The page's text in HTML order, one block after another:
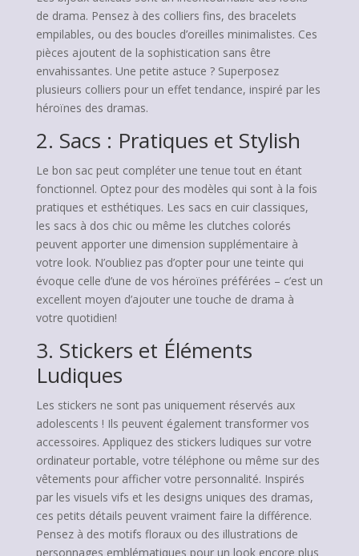
de drama. Pensez à des colliers fins, des bracelets
empilables, ou des boucles d’oreilles minimalistes. Ces
pièces ajoutent de la sophistication sans être
envahissantes. Une petite astuce ? Superposez
plusieurs colliers pour un effet tendance, inspiré par les
héroïnes des dramas.
2. Sacs : Pratiques et Stylish
Le bon sac peut compléter une tenue tout en étant
fonctionnel. Optez pour des modèles qui sont à la fois
pratiques et esthétiques. Les sacs en cuir classiques,
les sacs à dos chic ou même les clutches colorés
peuvent apporter une dimension supplémentaire à
votre look. N’oubliez pas d’opter pour une teinte qui
évoque celle d’une de vos héroïnes préférées – c’est un
excellent moyen d’ajouter une touche de drama à
votre quotidien!
3. Stickers et Éléments
Ludiques
Les stickers ne sont pas uniquement réservés aux
adolescents ! Ils peuvent également transformer vos
accessoires. Appliquez des stickers ludiques sur votre
ordinateur portable, votre téléphone ou même sur des
vêtements pour afficher votre personnalité. Inspirés
par les visuels vifs et les designs uniques des dramas,
ces petits détails peuvent vraiment faire la différence.
Pensez à des motifs floraux ou des illustrations de
personnages emblématiques pour un look encore plus